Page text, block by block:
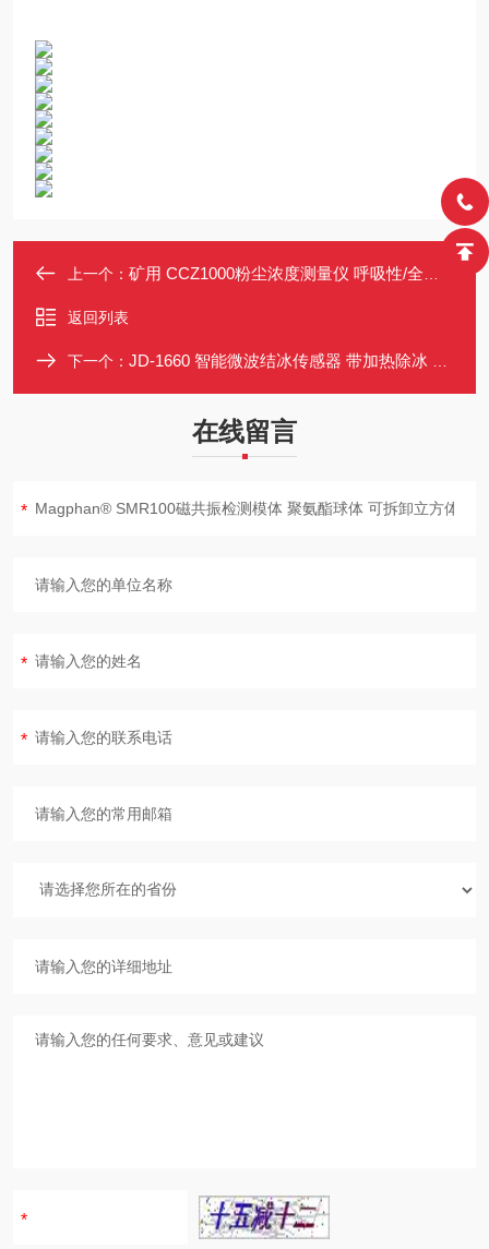
上一个： 矿用 CCZ1000粉尘浓度测量仪 呼吸性/全尘双模式 红外光吸收法直读
返回列表
下一个： JD-1660 智能微波结冰传感器 带加热除冰 预埋/外置双安装模式
在线留言